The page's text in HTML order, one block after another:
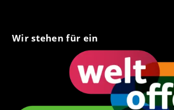
Wir stehen für ein